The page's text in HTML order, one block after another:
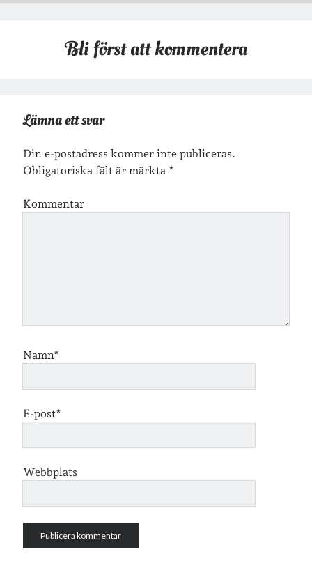
Etiketter
Bröllop
e-böcker festligheter
frågor & svar fågelskådning
födelsedag
Skriva släkt
utflykter
vandring veckoincheckning
vegan viktiga händelser
vänner webben
årssammanfattningar öland
Bli först att kommentera
Lämna ett svar
Din e-postadress kommer inte publiceras.
Obligatoriska fält är märkta *
Kommentar
Namn*
E-post*
Webbplats